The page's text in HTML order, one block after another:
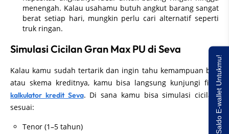
menengah. Kalau usahamu butuh angkut barang sangat
berat setiap hari, mungkin perlu cari alternatif seperti
truk ringan.
Simulasi Cicilan Gran Max PU di Seva
Kalau kamu sudah tertarik dan ingin tahu kemampuan beli
atau skema kreditnya, kamu bisa langsung kunjungi fitur
kalkulator kredit Seva. Di sana kamu bisa simulasi cicilan
sesuai:
Tenor (1–5 tahun)
Saldo E-wallet Untukmu!